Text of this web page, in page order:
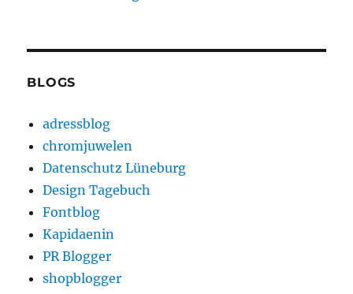
BLOGS
adressblog
chromjuwelen
Datenschutz Lüneburg
Design Tagebuch
Fontblog
Kapidaenin
PR Blogger
shopblogger